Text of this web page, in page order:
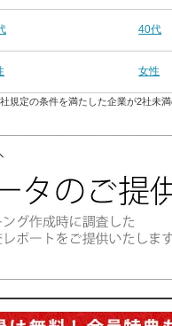
40代
女性
規定の条件を満たした企業が2社未満